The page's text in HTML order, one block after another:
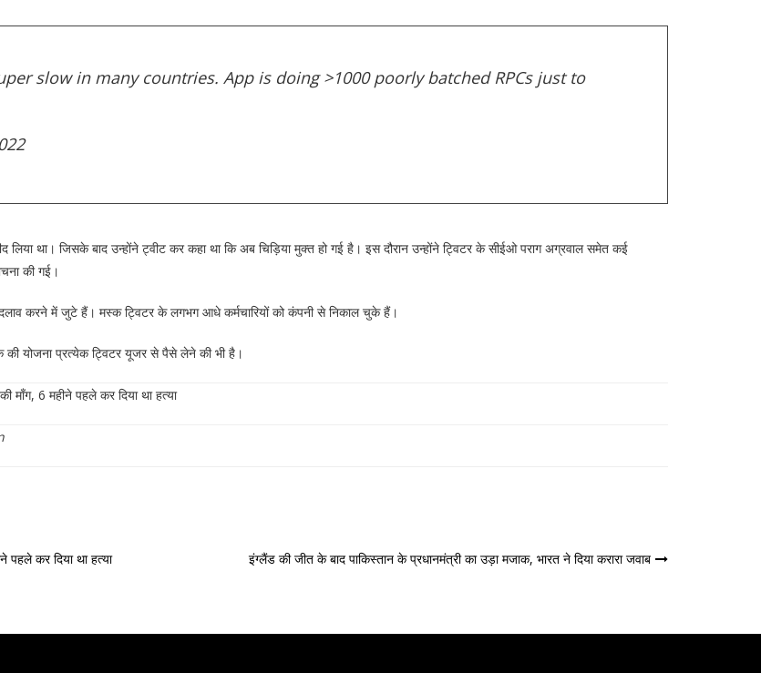
slow in many countries. App is doing >1000 poorly batched RPCs just to
था। जिसके बाद उन्होंने ट्वीट कर कहा था कि अब चिड़िया मुक्त हो गई है। इस दौरान उन्होंने ट्विटर के सीईओ पराग अग्रवाल समेत कई
की गई।
करने में जुटे हैं। मस्क ट्विटर के लगभग आधे कर्मचारियों को कंपनी से निकाल चुके हैं।
की योजना प्रत्‍येक ट्विटर यूजर से पैसे लेने की भी है।
माँग, 6 महीने पहले कर दिया था हत्या
पहले कर दिया था हत्या इंग्लैंड की जीत के बाद पाकिस्तान के प्रधानमंत्री का उड़ा मजाक, भारत ने दिया करारा जवाब